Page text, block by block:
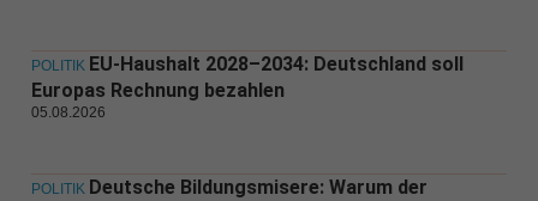
POLITIK EU-Haushalt 2028–2034: Deutschland soll
Europas Rechnung bezahlen
05.08.2026
POLITIK Deutsche Bildungsmisere: Warum der